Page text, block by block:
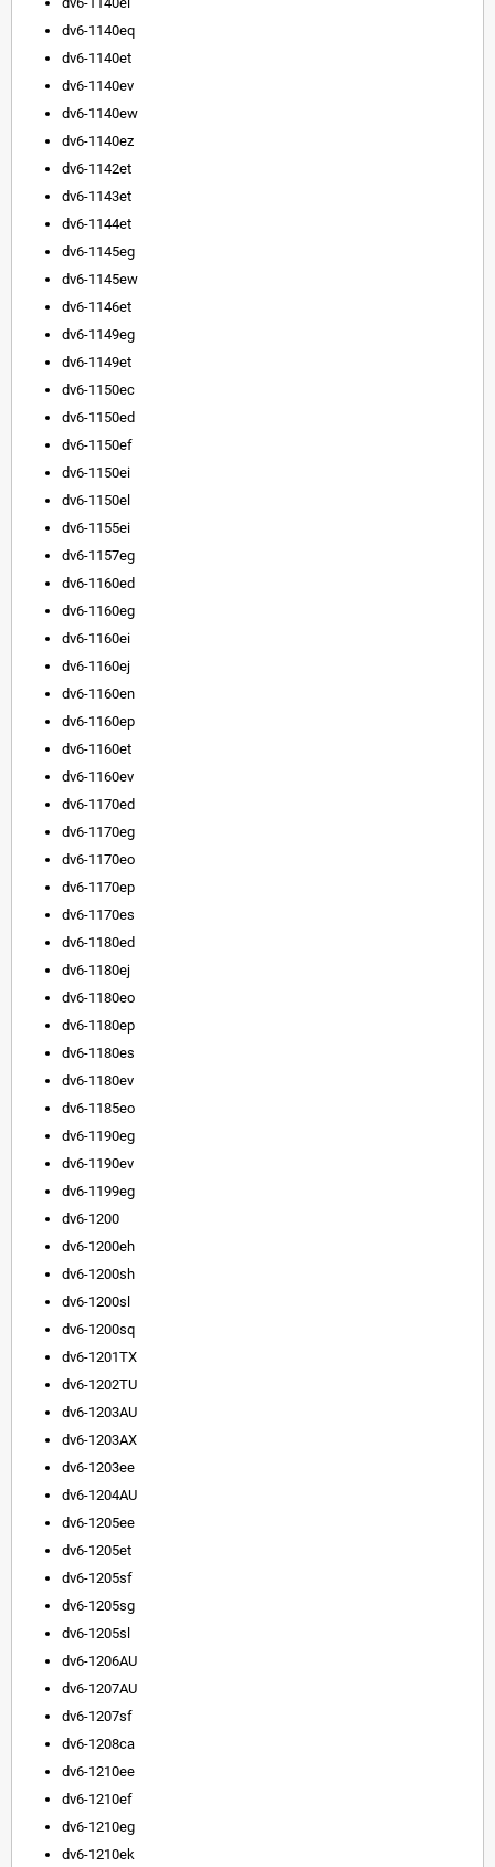
dv6-1140eq
dv6-1140et
dv6-1140ev
dv6-1140ew
dv6-1140ez
dv6-1142et
dv6-1143et
dv6-1144et
dv6-1145eg
dv6-1145ew
dv6-1146et
dv6-1149eg
dv6-1149et
dv6-1150ec
dv6-1150ed
dv6-1150ef
dv6-1150ei
dv6-1150el
dv6-1155ei
dv6-1157eg
dv6-1160ed
dv6-1160eg
dv6-1160ei
dv6-1160ej
dv6-1160en
dv6-1160ep
dv6-1160et
dv6-1160ev
dv6-1170ed
dv6-1170eg
dv6-1170eo
dv6-1170ep
dv6-1170es
dv6-1180ed
dv6-1180ej
dv6-1180eo
dv6-1180ep
dv6-1180es
dv6-1180ev
dv6-1185eo
dv6-1190eg
dv6-1190ev
dv6-1199eg
dv6-1200
dv6-1200eh
dv6-1200sh
dv6-1200sl
dv6-1200sq
dv6-1201TX
dv6-1202TU
dv6-1203AU
dv6-1203AX
dv6-1203ee
dv6-1204AU
dv6-1205ee
dv6-1205et
dv6-1205sf
dv6-1205sg
dv6-1205sl
dv6-1206AU
dv6-1207AU
dv6-1207sf
dv6-1208ca
dv6-1210ee
dv6-1210ef
dv6-1210eg
dv6-1210ek